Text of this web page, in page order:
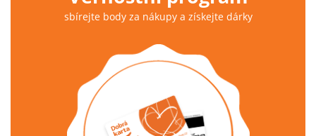
sbírejte body za nákupy a získejte dárky